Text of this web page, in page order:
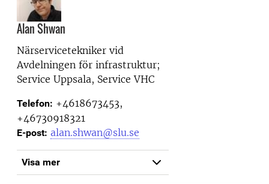
Alan Shwan
Närservicetekniker vid
Avdelningen för infrastruktur;
Service Uppsala, Service VHC
Telefon: +4618673453,
+46730918321
E-post: alan.shwan@slu.se
Visa mer